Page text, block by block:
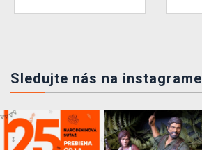
Sledujte nás na instagrame